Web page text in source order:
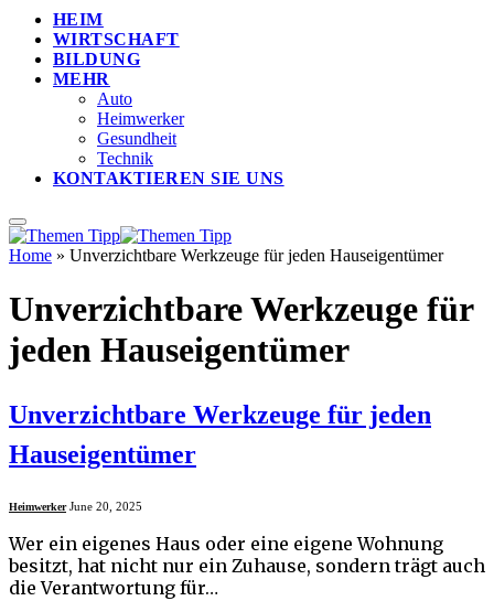
HEIM
WIRTSCHAFT
BILDUNG
MEHR
Auto
Heimwerker
Gesundheit
Technik
KONTAKTIEREN SIE UNS
Home » Unverzichtbare Werkzeuge für jeden Hauseigentümer
Unverzichtbare Werkzeuge für
jeden Hauseigentümer
Unverzichtbare Werkzeuge für jeden
Hauseigentümer
Heimwerker June 20, 2025
Wer ein eigenes Haus oder eine eigene Wohnung
besitzt, hat nicht nur ein Zuhause, sondern trägt auch
die Verantwortung für…